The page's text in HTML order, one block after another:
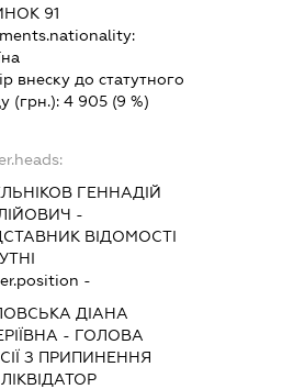
91
внеску до статутного
(грн.): 4 905(9 %)
ГЕННАДІЙ
-
ВІДОМОСТІ
-
ДІАНА
- ГОЛОВА
З ПРИПИНЕННЯ